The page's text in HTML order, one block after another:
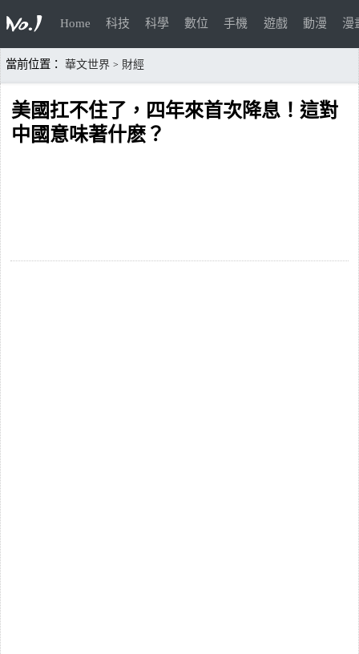
Home 科技 科學 數位 手機 遊戲 動漫 漫
當前位置： 華文世界 > 財經
美國扛不住了，四年來首次降息！這對
中國意味著什麽？